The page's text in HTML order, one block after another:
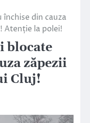
din cauza
Atenție la polei!
blocate
zăpezii
Cluj!